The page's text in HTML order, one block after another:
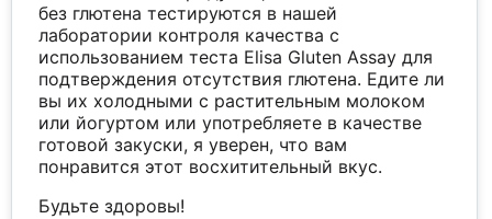
без глютена тестируются в нашей
лаборатории контроля качества с
использованием теста Elisa Gluten Assay для
подтверждения отсутствия глютена. Едите ли
вы их холодными с растительным молоком
или йогуртом или употребляете в качестве
готовой закуски, я уверен, что вам
понравится этот восхитительный вкус.
Будьте здоровы!